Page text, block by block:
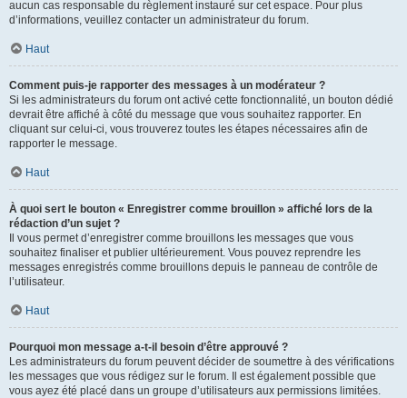
aucun cas responsable du règlement instauré sur cet espace. Pour plus
d’informations, veuillez contacter un administrateur du forum.
Haut
Comment puis-je rapporter des messages à un modérateur ?
Si les administrateurs du forum ont activé cette fonctionnalité, un bouton dédié
devrait être affiché à côté du message que vous souhaitez rapporter. En
cliquant sur celui-ci, vous trouverez toutes les étapes nécessaires afin de
rapporter le message.
Haut
À quoi sert le bouton « Enregistrer comme brouillon » affiché lors de la
rédaction d’un sujet ?
Il vous permet d’enregistrer comme brouillons les messages que vous
souhaitez finaliser et publier ultérieurement. Vous pouvez reprendre les
messages enregistrés comme brouillons depuis le panneau de contrôle de
l’utilisateur.
Haut
Pourquoi mon message a-t-il besoin d’être approuvé ?
Les administrateurs du forum peuvent décider de soumettre à des vérifications
les messages que vous rédigez sur le forum. Il est également possible que
vous ayez été placé dans un groupe d’utilisateurs aux permissions limitées.